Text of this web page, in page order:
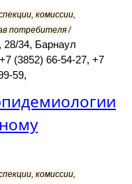
комиссии,
потребителя /
28/34, Барнаул
(3852) 66-54-27, +7
59,
комиссии,